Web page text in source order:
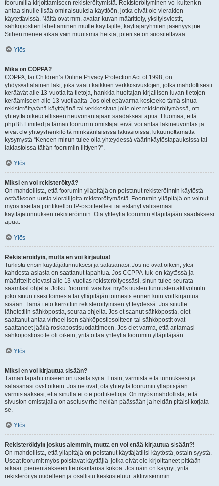
foorumilla kirjoittamiseen rekisteröitymistä. Rekisteröityminen voi kuitenkin
antaa sinulle lisää ominaisuuksia käyttöön, jotka eivät ole vieraiden
käytettävissä. Näitä ovat mm. avatar-kuvan määrittely, yksityisviestit,
sähköpostien lähettäminen muille käyttäjille, käyttäjäryhmien jäsenyys jne.
Siihen menee aikaa vain muutamia hetkiä, joten se on suositeltavaa.
Ylös
Mikä on COPPA?
COPPA, tai Children’s Online Privacy Protection Act of 1998, on
yhdysvaltalainen laki, joka vaatii kaikkien verkkosivustojen, jotka mahdollisesti
keräävät alle 13-vuotiailta tietoja, hankkia huoltajan kirjallisen luvan tietojen
keräämiseen alle 13-vuotiaalta. Jos olet epävarma koskeeko tämä sinua
rekisteröityvänä käyttäjänä tai verkkosivua jolle olet rekisteröitymässä, ota
yhteyttä oikeudelliseen neuvonantajaan saadaksesi apua. Huomaa, että
phpBB Limited ja tämän foorumin omistajat eivät voi antaa lakineuvontaa ja
eivät ole yhteyshenkilöitä minkäänlaisissa lakiasioissa, lukuunottamatta
kysymystä “Keneen minun tulee olla yhteydessä väärinkäytöstapauksissa tai
lakiasioissa tähän foorumiin liittyen?”.
Ylös
Miksi en voi rekisteröityä?
On mahdollista, että foorumin ylläpitäjä on poistanut rekisteröinnin käytöstä
estääkseen uusia vierailijoita rekisteröitymästä. Foorumin ylläpitäjä on voinut
myös asettaa porttikiellon IP-osoitteellesi tai estänyt valitsemasi
käyttäjätunnuksen rekisteröinnin. Ota yhteyttä foorumin ylläpitäjään saadaksesi
apua.
Ylös
Rekisteröidyin, mutta en voi kirjautua!
Tarkista ensin käyttäjätunnuksesi ja salasanasi. Jos ne ovat oikein, yksi
kahdesta asiasta on saattanut tapahtua. Jos COPPA-tuki on käytössä ja
määrittelit olevasi alle 13-vuotias rekisteröityessäsi, sinun tulee seurata
saamiasi ohjeita. Jotkut foorumit vaativat myös uusien tunnusten aktivoinnin
joko sinun itsesi toimesta tai ylläpitäjän toimesta ennen kuin voit kirjautua
sisään. Tämä tieto kerrottiin rekisteröitymisen yhteydessä. Jos sinulle
lähetettiin sähköpostia, seuraa ohjeita. Jos et saanut sähköpostia, olet
saattanut antaa virheellisen sähköpostiosoitteen tai sähköpostit ovat
saattaneet jäädä roskapostisuodattimeen. Jos olet varma, että antamasi
sähköpostiosoite oli oikein, yritä ottaa yhteyttä foorumin ylläpitäjään.
Ylös
Miksi en voi kirjautua sisään?
Tämän tapahtumiseen on useita syitä. Ensin, varmista että tunnuksesi ja
salasanasi ovat oikein. Jos ne ovat, ota yhteyttä foorumin ylläpitäjään
varmistaaksesi, että sinulla ei ole porttikieltoja. On myös mahdollista, että
sivuston omistajalla on asetusvirhe heidän päässään ja heidän pitäisi korjata
se.
Ylös
Rekisteröidyin joskus aiemmin, mutta en voi enää kirjautua sisään?!
On mahdollista, että ylläpitäjä on poistanut käyttäjätilisi käytöstä jostain syystä.
Useat foorumit myös poistavat käyttäjiä, jotka eivät ole kirjoittaneet pitkään
aikaan pienentääkseen tietokantansa kokoa. Jos näin on käynyt, yritä
rekisteröityä uudelleen ja osallistu keskusteluun aktiivisemmin.